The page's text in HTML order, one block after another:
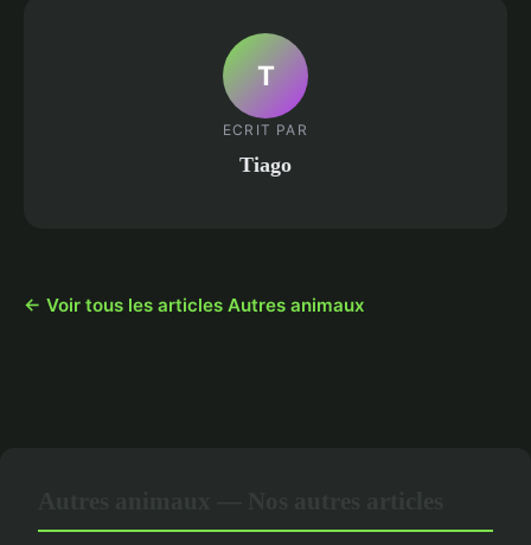
T
ECRIT PAR
Tiago
← Voir tous les articles Autres animaux